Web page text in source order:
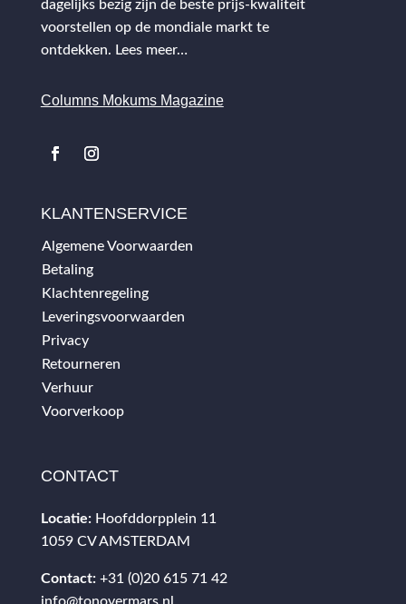
dagelijks bezig zijn de beste prijs-kwaliteit
voorstellen op de mondiale markt te
ontdekken. Lees meer…
Columns Mokums Magazine
KLANTENSERVICE
Algemene Voorwaarden
Betaling
Klachtenregeling
Leveringsvoorwaarden
Privacy
Retourneren
Verhuur
Voorverkoop
CONTACT
Locatie: Hoofddorpplein 11
1059 CV AMSTERDAM
Contact: +31 (0)20 615 71 42